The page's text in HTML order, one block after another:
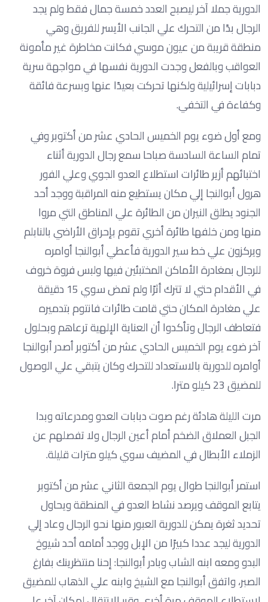
الدورية جملا آخر ليصبح العدد خمسة جمال فقط ولم يجد
الرجال بدًا من التحرك علي الجانب الأيسر للفريق وهي
منطقة قريبة من عيون موسي فكانت مخاطرة غير مأمونة
العواقب وبالفعل وجدت الدورية نفسها في مواجهة سرية
دبابات إسرائيلية ولكنها تحركت بعيدًا عنها وبسرعة فائقة
وكفاءة في التخفي.
ومع أول ضوء يوم الخميس الحادي عشر من أكتوبر وفي
تمام الساعة السادسة صباحا سمع رجال الدورية أثناء
اختبائهم أزير طائرات استطلاع العدو الجوي وعلي الفور
هرول أبوالنجا إلي مكان يستطيع منه المراقبة ووجد أحد
الجنود يطلق النيران من الطائرة علي المناطق التي مروا
منها ومن خلفها طائرة أخري تقوم بإحراق الأراضي بالنابلم
ويركزون علي خط سير الدورية فأعطي أبوالنجا أوامره
للرجال بمغادرة الأماكن المختبئين فيها ولبس فروة خروف
في الأقدام حتي لا تترك أثرًا ولم تمض سوي 15 دقيقة
علي مغادرة المكان حتي قامت طائرات فانتوم بتدميره
فتعاطف الرجال وتأكدوا أن العناية الإلهية ترعاهم وبحلول
آخر ضوء يوم الخميس الحادي عشر من أكتوبر أصدر أبوالنجا
أوامره للدورية بالاستعداد للتحرك وكان يتبقي علي الوصول
للمضيق 23 كيلو مترا.
مرت الليلة هادئة رغم صوت دبابات العدو ومدرعاته وبدا
الجبل العملاق الضخم أمام أعين الرجال ولا تفصلهم عن
الزملاء الأبطال في المضيف سوي كيلو مترات قليلة.
استمر أبوالنجا طوال يوم الجمعة الثاني عشر من أكتوبر
يتابع الموقف ويرصد نشاط العدو في المنطقة ويحاول
تحديد ثغرة يمكن للدورية العبور منها نحو الرجال وعاد إلي
الدورية ليجد عددا كبيرًا من الإبل ووجد أمامه أحد شيوخ
البدو ومعه ابنه الشاب وبادر أبوالنجا: إحنا منتظرينك بفارغ
الصبر، واتفق أبوالنجا مع الشيخ وابنه علي الذهاب للمضيق